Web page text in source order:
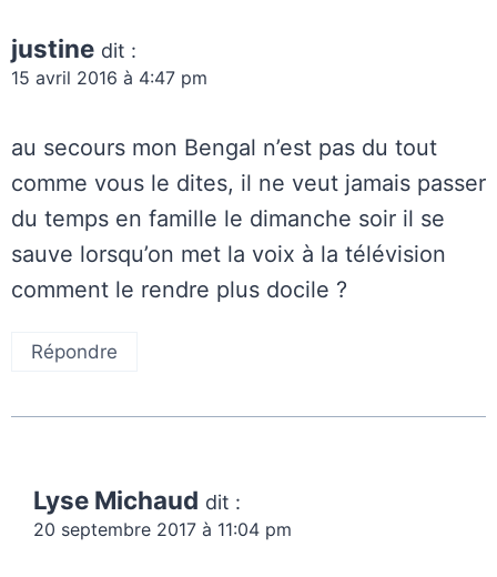
justine dit :
15 avril 2016 à 4:47 pm
au secours mon Bengal n’est pas du tout
comme vous le dites, il ne veut jamais passer
du temps en famille le dimanche soir il se
sauve lorsqu’on met la voix à la télévision
comment le rendre plus docile ?
Répondre
Lyse Michaud dit :
20 septembre 2017 à 11:04 pm